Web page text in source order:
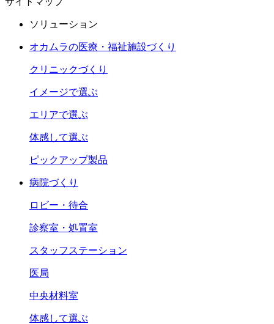
ソリューション
オカムラの医療・福祉施設づくり
クリニックづくり
イメージで選ぶ
エリアで選ぶ
体感して選ぶ
ピックアップ製品
病院づくり
ロビー・待合
診察室・処置室
スタッフステーション
医局
中央材料室
体感して選ぶ